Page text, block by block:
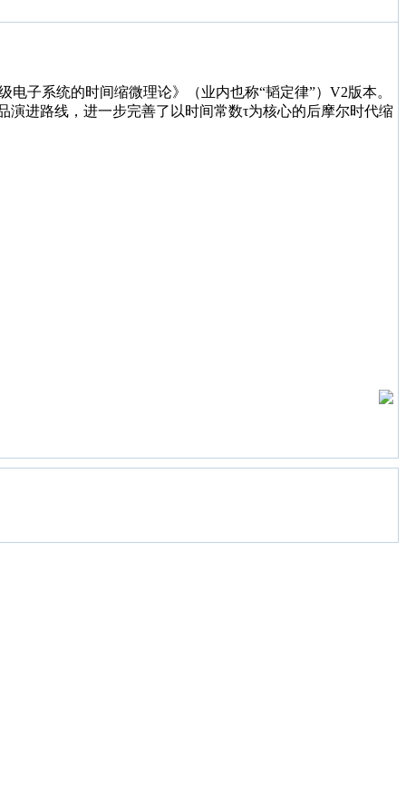
子系统的时间缩微理论》（业内也称“韬定律”）V2版本。
进路线，进一步完善了以时间常数τ为核心的后摩尔时代缩